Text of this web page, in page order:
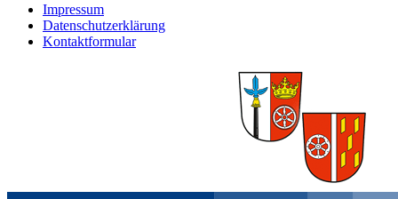
Impressum
Datenschutzerklärung
Kontaktformular